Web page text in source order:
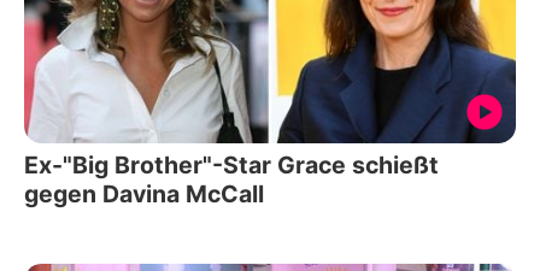
Ex-"Big Brother"-Star Grace schießt
gegen Davina McCall